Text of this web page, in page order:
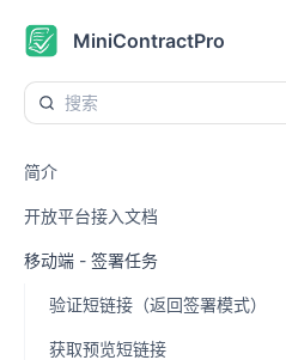
MiniContractPro
简介
开放平台接入文档
移动端 - 签署任务
验证短链接（返回签署模式）
获取预览短链接